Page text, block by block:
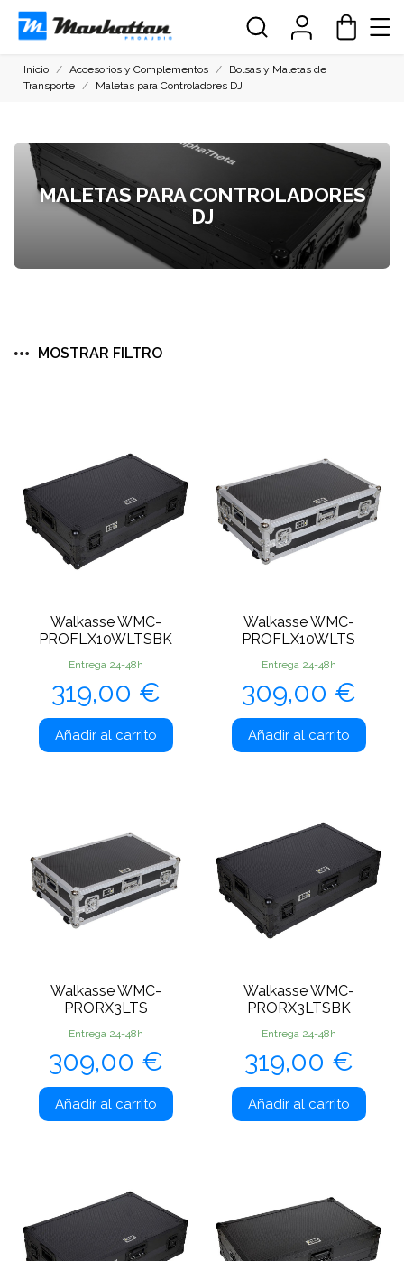
Inicio Accesorios y Complementos
Bolsas y Maletas de
Transporte
Maletas para Controladores DJ
MALETAS PARA CONTROLADORES
DJ
MOSTRAR FILTRO
Walkasse WMC-
PROFLX10WLTSBK
Entrega 24-48h
Precio
319,00 €
Añadir al carrito
Walkasse WMC-
PROFLX10WLTS
Entrega 24-48h
Precio
309,00 €
Añadir al carrito
Walkasse WMC-
PRORX3LTS
Entrega 24-48h
Precio
309,00 €
Añadir al carrito
Walkasse WMC-
PRORX3LTSBK
Entrega 24-48h
Precio
319,00 €
Añadir al carrito